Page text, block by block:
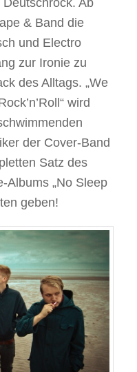
& Band die
und Electro
zur Ironie zu
des Alltags. „We
wird
der Cover-Band
Satz des
Albums „No Sleep
geben!